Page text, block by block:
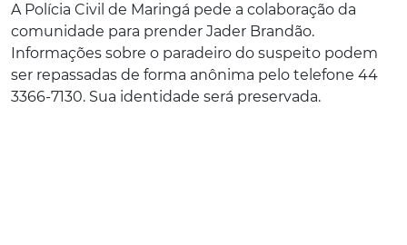
A Polícia Civil de Maringá pede a colaboração da
comunidade para prender Jader Brandão.
Informações sobre o paradeiro do suspeito podem
ser repassadas de forma anônima pelo telefone 44
3366-7130. Sua identidade será preservada.